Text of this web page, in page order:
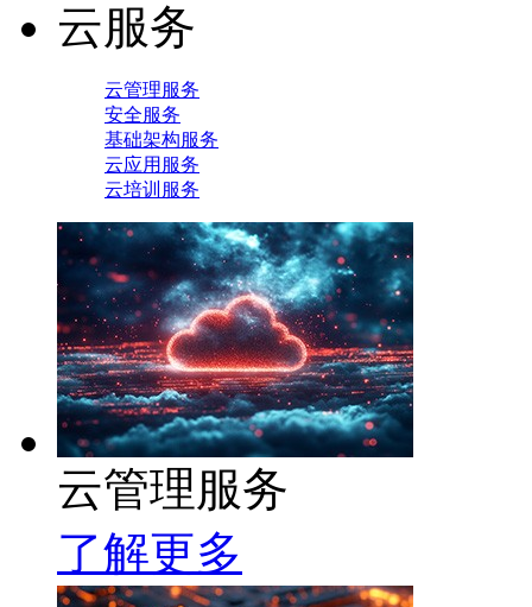
云服务
云管理服务
安全服务
基础架构服务
云应用服务
云培训服务
云管理服务
了解更多